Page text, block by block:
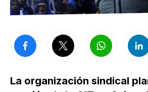
La organización sindical